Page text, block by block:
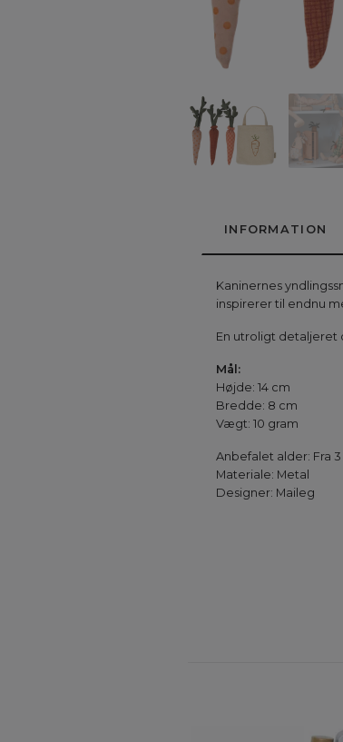
INFORMATION
Kaninernes
inspirerer til endnu
En utroligt detaljeret
Mål:
Højde: 14 cm
Bredde: 8 cm
Vægt: 10 gram
Anbefalet alder: Fra 3
Materiale: Metal
Designer: Maileg